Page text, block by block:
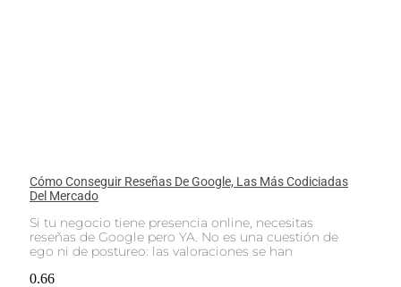
Cómo Conseguir Reseñas De Google, Las Más Codiciadas
Del Mercado
Si tu negocio tiene presencia online, necesitas
reseñas de Google pero YA. No es una cuestión de
ego ni de postureo: las valoraciones se han